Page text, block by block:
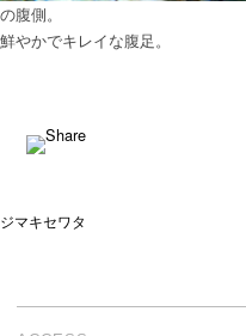
腹側。
やかでキレイな腹足。
マキセワタ